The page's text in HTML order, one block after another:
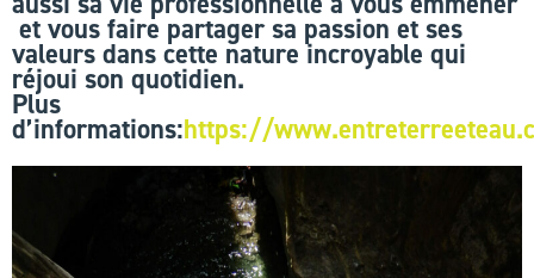
et vous faire partager sa passion et ses
valeurs dans cette nature incroyable qui
réjoui son quotidien.
Plus
d’informations:https://